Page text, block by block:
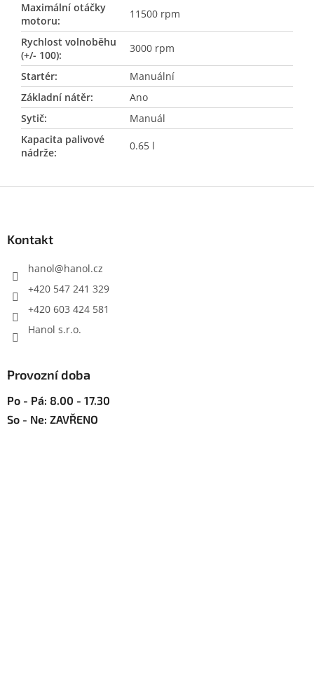
Maximální otáčky
motoru:
11500 rpm
Rychlost volnoběhu
(+/- 100):
3000 rpm
Startér:
Manuální
Základní nátěr:
Ano
Sytič:
Manuál
Kapacita palivové
nádrže:
0.65 l
Kontakt
hanol@hanol.cz
+420 547 241 329
+420 603 424 581
Hanol s.r.o.
Provozní doba
Po - Pá: 8.00 - 17.30
So - Ne: ZAVŘENO